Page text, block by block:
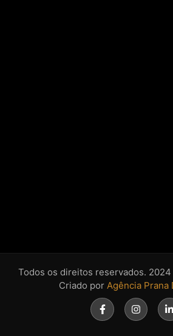
Todos os direitos reservados.
Criado por Agência Prana